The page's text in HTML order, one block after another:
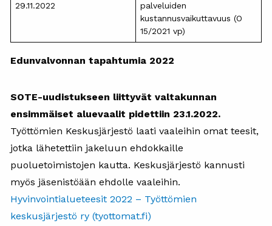
29.11.2022
palveluiden
kustannusvaikuttavuus (O
15/2021 vp)
Edunvalvonnan tapahtumia 2022
SOTE-uudistukseen liittyvät valtakunnan
ensimmäiset aluevaalit pidettiin 23.1.2022.
Työttömien Keskusjärjestö laati vaaleihin omat teesit,
jotka lähetettiin jakeluun ehdokkaille
puoluetoimistojen kautta. Keskusjärjestö kannusti
myös jäsenistöään ehdolle vaaleihin.
Hyvinvointialueteesit 2022 – Työttömien
keskusjärjestö ry (tyottomat.fi)